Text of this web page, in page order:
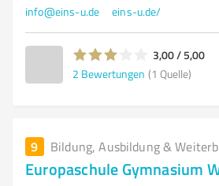
info@eins-u.de eins-u.de/
3,00 / 5,00
2 Bewertungen (1 Quelle)
9 Bildung, Ausbildung &
Europaschule Gymnasium